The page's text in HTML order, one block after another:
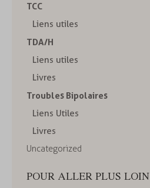
TCC
Liens utiles
TDA/H
Liens utiles
Livres
Troubles Bipolaires
Liens Utiles
Livres
Uncategorized
POUR ALLER PLUS LOIN